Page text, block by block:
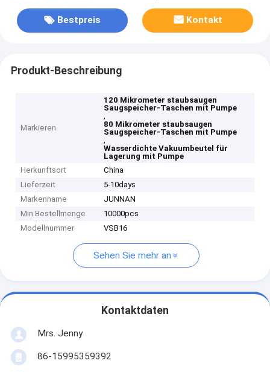
Bestpreis Kontakt
Produkt-Beschreibung
Markieren
120 Mikrometer staubsaugen
Saugspeicher-Taschen mit Pumpe
,
80 Mikrometer staubsaugen
Saugspeicher-Taschen mit Pumpe
,
Wasserdichte Vakuumbeutel für
Lagerung mit Pumpe
Herkunftsort
China
Lieferzeit
5-10days
Markenname
JUNNAN
Min Bestellmenge
10000pcs
Modellnummer
VSB16
Sehen Sie mehr an
Kontaktdaten
Mrs. Jenny
86-15995359392